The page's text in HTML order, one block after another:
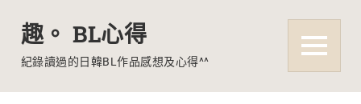
趣。 BL心得
紀錄讀過的日韓BL作品感想及心得^^ MENU